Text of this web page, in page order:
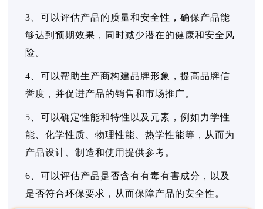
3、可以评估产品的质量和安全性，确保产品能
够达到预期效果，同时减少潜在的健康和安全风
险。
4、可以帮助生产商构建品牌形象，提高品牌信
誉度，并促进产品的销售和市场推广。
5、可以确定性能和特性以及元素，例如力学性
能、化学性质、物理性能、热学性能等，从而为
产品设计、制造和使用提供参考。
6、可以评估产品是否含有有毒有害成分，以及
是否符合环保要求，从而保障产品的安全性。